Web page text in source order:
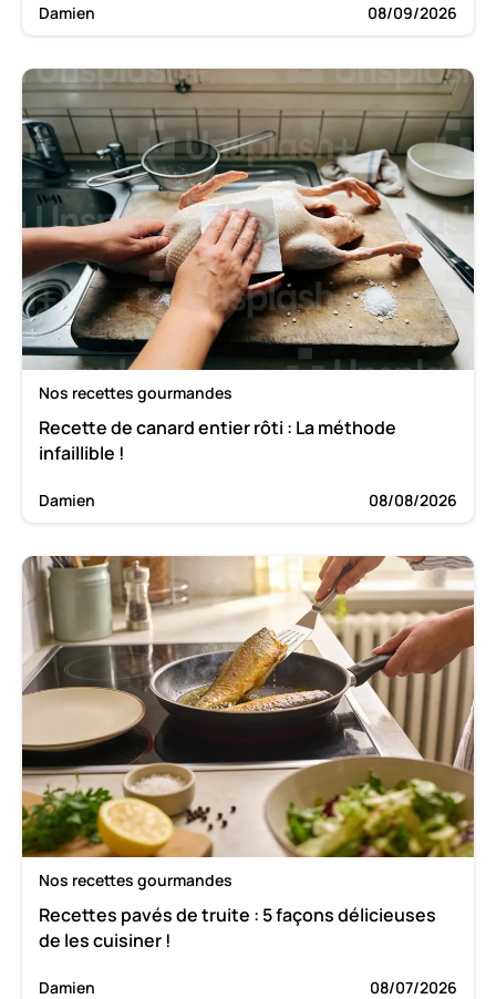
Damien 08/09/2026
Nos recettes gourmandes
Recette de canard entier rôti : La méthode
infaillible !
Damien 08/08/2026
Nos recettes gourmandes
Recettes pavés de truite : 5 façons délicieuses
de les cuisiner !
Damien 08/07/2026